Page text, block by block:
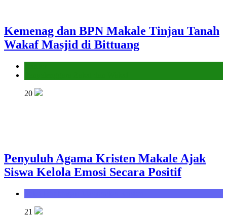
Kemenag dan BPN Makale Tinjau Tanah
Wakaf Masjid di Bittuang
20
Penyuluh Agama Kristen Makale Ajak
Siswa Kelola Emosi Secara Positif
21